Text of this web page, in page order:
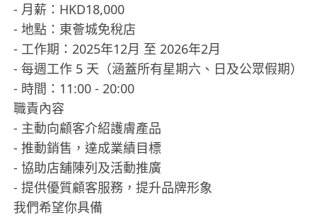
- 月薪：HKD18,000
- 地點：東薈城免稅店
- 工作期：2025年12月 至 2026年2月
- 每週工作 5 天（涵蓋所有星期六、日及公眾假期）
- 時間：11:00 - 20:00
職責內容
- 主動向顧客介紹護膚產品
- 推動銷售，達成業績目標
- 協助店舖陳列及活動推廣
- 提供優質顧客服務，提升品牌形象
我們希望你具備